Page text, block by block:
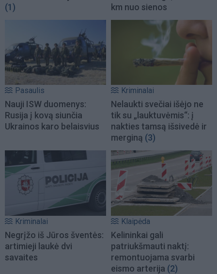
(1)
km nuo sienos
Pasaulis
Nauji ISW duomenys:
Rusija į kovą siunčia
Ukrainos karo belaisvius
Kriminalai
Nelaukti svečiai išėjo ne
tik su „lauktuvėmis“: į
nakties tamsą išsivedė ir
merginą (3)
Kriminalai
Negrįžo iš Jūros šventės:
artimieji laukė dvi
savaites
Klaipėda
Kelininkai gali
patriukšmauti naktį:
remontuojama svarbi
eismo arterija (2)